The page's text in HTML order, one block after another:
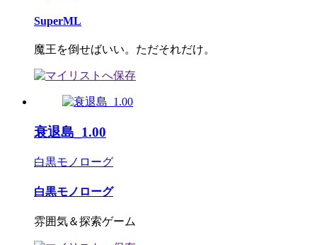
SuperML
魔王を倒せばいい。ただそれだけ。
衰退島_1.00
白黒モノローグ
白黒モノローグ
雰囲気＆探索ゲーム